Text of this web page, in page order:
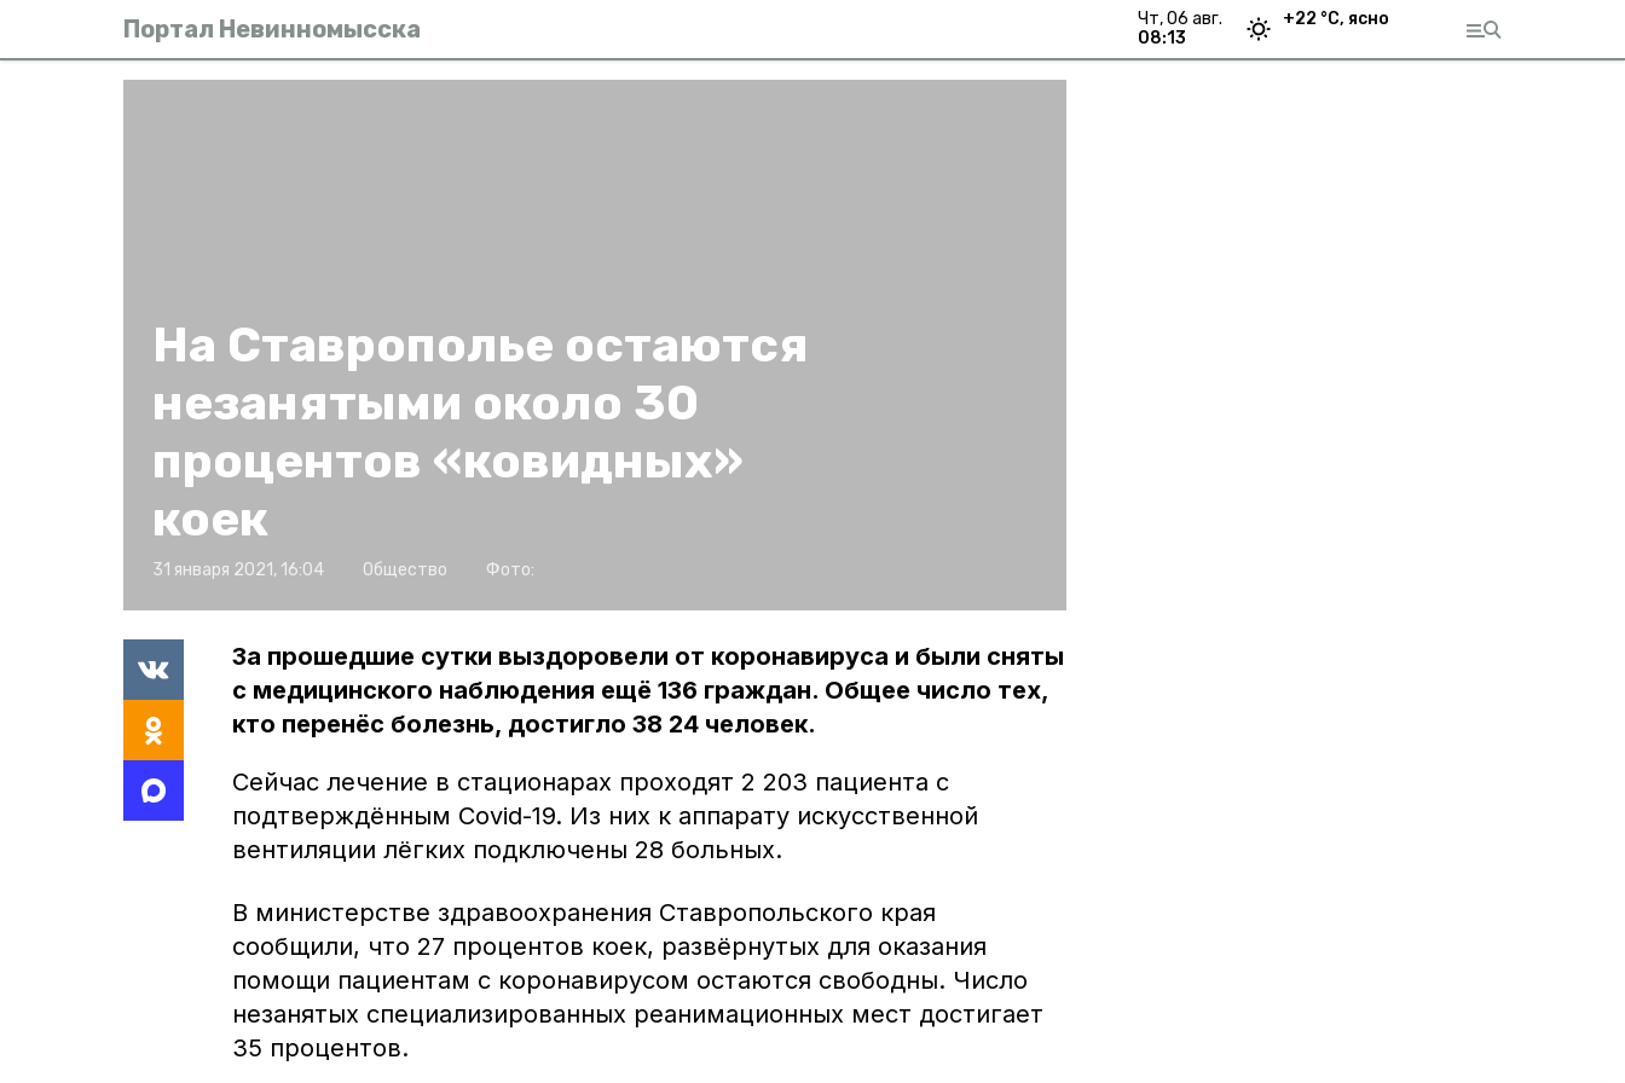
Портал Невинномысска
чт, 06 авг.
08:13
+22 °С, ясно
На Ставрополье остаются
незанятыми около 30
процентов «ковидных»
коек
31 января 2021, 16:04 Общество Фото:
За прошедшие сутки выздоровели от коронавируса и были сняты
с медицинского наблюдения ещё 136 граждан. Общее число тех,
кто перенёс болезнь, достигло 38 24 человек.
Сейчас лечение в стационарах проходят 2 203 пациента с
подтверждённым Covid-19. Из них к аппарату искусственной
вентиляции лёгких подключены 28 больных.
В министерстве здравоохранения Ставропольского края
сообщили, что 27 процентов коек, развёрнутых для оказания
помощи пациентам с коронавирусом остаются свободны. Число
незанятых специализированных реанимационных мест достигает
35 процентов.